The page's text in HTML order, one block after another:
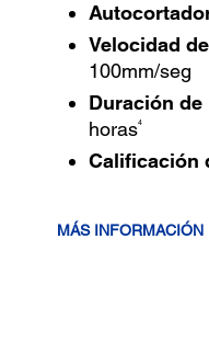
Velocidad
100mm/seg
Duración de
horas4
Calificación
MÁS INFORMACIÓN